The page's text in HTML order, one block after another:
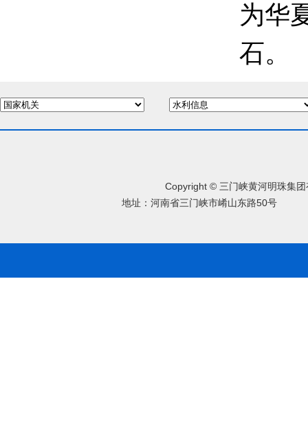
为华
石。
Copyright © 三门峡黄河明珠集团
地址：河南省三门峡市崤山东路50号